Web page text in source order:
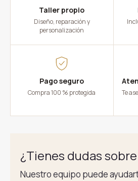
Taller propio
Diseño, reparación y
personalización
Pago seguro
Compra 100 % protegida
Te
¿Tienes dudas
Nuestro equipo puede